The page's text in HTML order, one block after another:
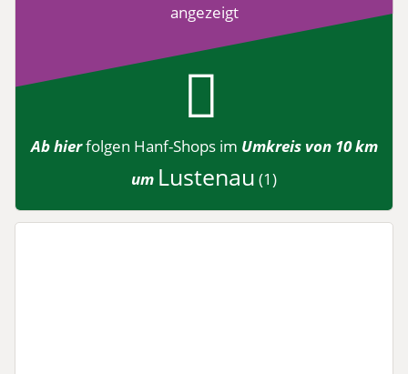
angezeigt
Ab hierfolgen Hanf-Shopsim Umkreis von 10 km
um Lustenau (1)